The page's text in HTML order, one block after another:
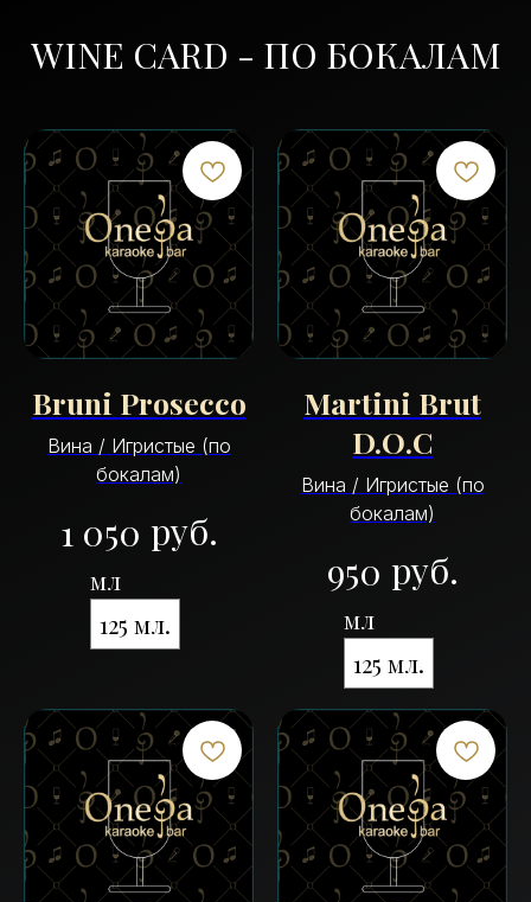
WINE CARD - ПО БОКАЛАМ
Bruni Prosecco
Вина / Игристые (по
бокалам)
1 050 руб.
мл
125 мл.
Martini Brut
D.O.C
Вина / Игристые (по
бокалам)
950 руб.
мл
125 мл.